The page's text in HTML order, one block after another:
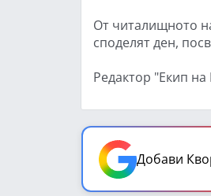
От читалищното
споделят ден,
Редактор "Екип
Добави